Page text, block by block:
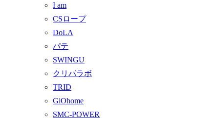
I am
CSロープ
DoLA
パテ
SWINGU
クリパラボ
TRID
GiOhome
SMC-POWER